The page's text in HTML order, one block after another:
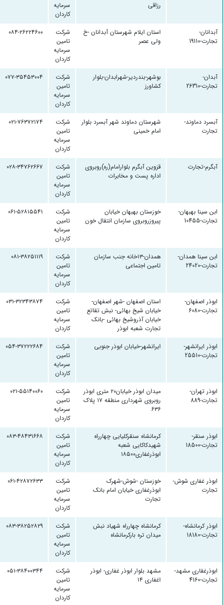
رزاقی
سرمایه
کاردان
آبدانان-
تجارت-19110
استان ایلام شهرستان آبدانان -خ
ولی عصر
شرکت
تامین
سرمایه
کاردان
۰۸۴-۲۶۲۲۴۶۰۰
آبدان-
تجارت-26310
بوشهر-بندردیر-شهرابدان-بلوار
کشاورز
شرکت
تامین
سرمایه
کاردان
۰۷۷-۳۵۴۵۳۰۰۴
آبسرد دماوند-
تجارت
شهرستان دماوند شهر آبسرد بلوار
امام خمینی
شرکت
تامین
سرمایه
کاردان
۰۲۱-۷۶۳۷۲۱۷۴
آبگرم-تجارت
قزوین آبگرم بلوارامام(ره)روبروی
اداره پست و مخابرات
شرکت
تامین
سرمایه
کاردان
۰۲۸-۳۴۷۶۲۶۶۷
ابن سینا بهبهان-
تجارت-10455
خوزستان بهبهان خیابان
پیروزروبروی سازمان انتقال خون
شرکت
تامین
سرمایه
کاردان
۰۶۱-۵۲۸۱۵۵۴۱
ابن سینا همدان-
تجارت-24020
همدان-۱۳خانه جنب سازمان
تامین اجتماعی
شرکت
تامین
سرمایه
کاردان
۰۸۱-۳۸۲۵۱۱۱۹
ابوذر اصفهان-
تجارت-6080
استان اصفهان -شهر اصفهان-
خیابان شیخ بهائی- نبش تقاتع
خیابان آذروشیخ بهائی -بانک
تجارت شعبه ابوذر
شرکت
تامین
سرمایه
کاردان
۰۳۱-۳۲۳۴۳۸۷۴
ابوذر ایرانشهر-
تجارت-25510
ایرانشهر-خیابان ابوذر جنوبی
شرکت
تامین
سرمایه
کاردان
۰۵۴-۳۷۲۲۲۶۸۴
ابوذر تهران-
تجارت-889
میدان ابوذر خیابان۲۰ متری ابوذر
روبروی شهرداری منطقه ۱۷ پلاک
۶۳۶
شرکت
تامین
سرمایه
کاردان
۰۲۱-۵۵۱۴۰۰۶۰
ابوذر سنقر-
تجارت-18500
کرمانشاه سنقرکلیایی چهارراه
شهیدکاکایی شعبه
ابوذرغفاری۱۸۵۰۰
شرکت
تامین
سرمایه
کاردان
۰۸۳-۴۸۴۳۱۶۶۸
ابوذر غفاری شوش-
تجارت
خوزستان -شوش-شهرک
ابوذرغفاری خیابان امام بانک
تجارت
شرکت
تامین
سرمایه
کاردان
۰۶۱-۴۲۸۷۲۶۳۳
ابوذر کرمانشاه-
تجارت-18180
کرمانشاه چهارراه شهیاد نبش
میدان تره بارکرمانشاه
شرکت
تامین
سرمایه
کاردان
۰۸۳-۳۸۲۵۲۸۲۹
ابوذرغقاری مشهد-
تجارت-4160
مشهد بلوار ابوذر غفاری- ابوذر
اغفاری ۱۴
شرکت
تامین
سرمایه
کاردان
۰۵۱-۳۸۴۰۰۳۴۴